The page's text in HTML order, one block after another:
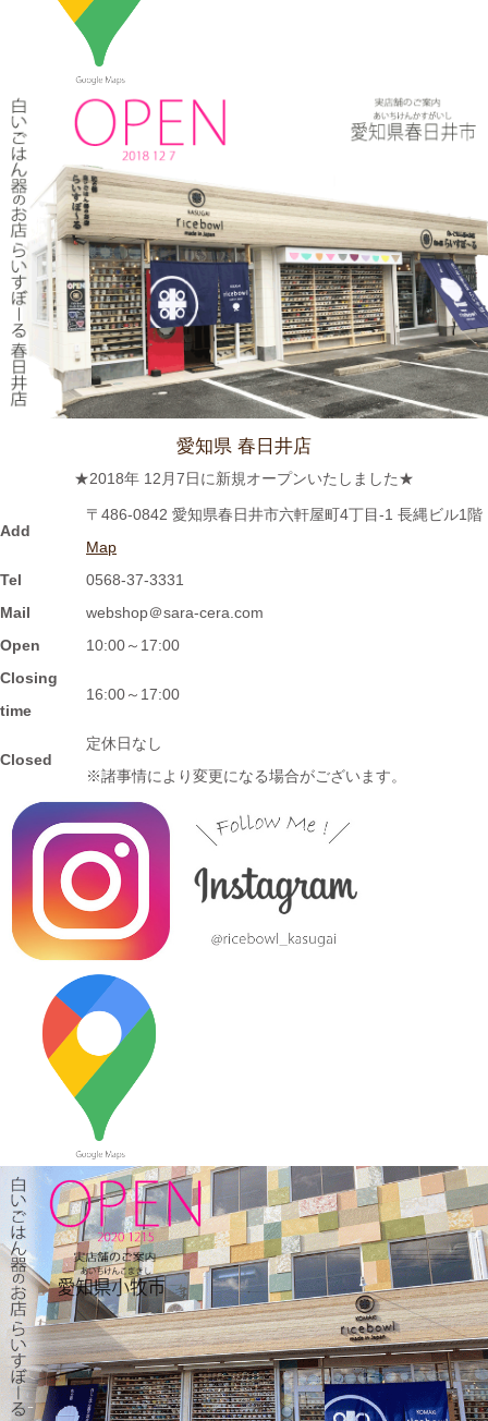
2024/3/12
≪マガジンで掲載されました≫ 流行発信MOOK おでかけ春日井
守山小牧2019-2020 2019年4月号に 白いごはん器のお店 らいす
ぼーる 春日井店が掲載されました。
2024/3/12
≪テレビで紹介されました≫ 2019年5月18日 、東海テレビ ぐっ
さん家！『ぐっさん！オレンジと行く春日井Jeep旅！』で 山口
智充さんが白いごはん器のお店 らいすぼーる 春日井店にいらっ
しゃいました。
2024/2/22
≪おすすめ≫今日は猫の日！猫好きにはたまらないおすすめご飯
茶碗いかがでしょうか？
ツを入れたり、薬味皿としてもGOOD★
2024/2/2
≪おすすめ≫ 信楽焼のモザイクプレート数量限定販売！
2024/1/15
か？
2024/1/12
≪おすすめ≫ お正月の暴飲暴食。。。ワンプレートで彩りよく
バランスの良い食事を♪
2024/1/3
≪おすすめ≫ 七草粥の準備は出来ましたか？お粥に麺類と色々
使える小どんぶりはいかかでしょうか？
2023/12/22
≪おすすめ≫ 少し大きめで使いやすい！カラフルオーバルボー
2023/12/15
≪新着商品≫ 波佐見焼のアップル柄とラフランス柄の小さめテ
ィーポット新入荷しました♪数量限定販売中！！
2023/12/1
≪おすすめ≫ 寒～い朝には、具沢山のあったか～いスープを信
楽焼スープカップでいかがでしょうか？
愛知県 春日井店
★2018年 12月7日に新規オープンいたしました★
Add
〒486-0842 愛知県春日井市六軒屋町4丁目-1 長縄ビル1階
Map
Tel
0568-37-3331
Mail
webshop＠sara-cera.com
Open
10:00～17:00
Closing
time
16:00～17:00
Closed
定休日なし
※諸事情により変更になる場合がございます。